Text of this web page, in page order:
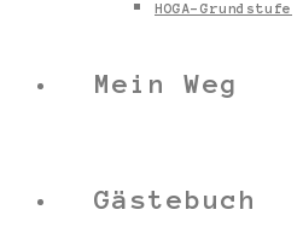
HOGA-Grundstufe
Mein Weg
Gästebuch